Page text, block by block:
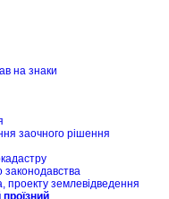
на знаки
заочного рішення
законодавства
землевідведення